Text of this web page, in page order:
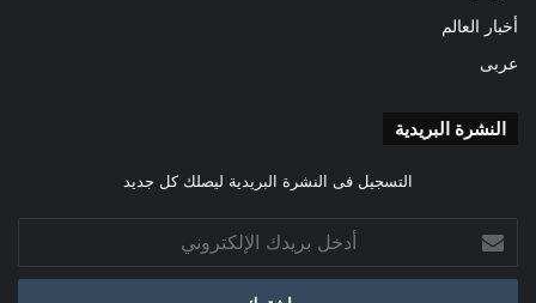
أخبار العالم
عربى
النشرة البريدية
التسجيل فى النشرة البريدية ليصلك كل جديد
بريدك
الإلكتروني